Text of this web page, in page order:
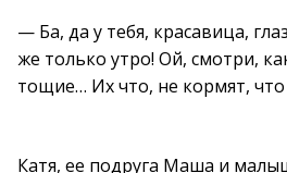
— Ба, да у тебя, красавица,
же только утро! Ой, смотри,
тощие… Их что, не кормят, что
Катя, ее подруга Маша и